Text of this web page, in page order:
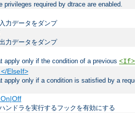
privileges required by dtrace are enabled.
力データをダンプ
力データをダンプ
apply only if the condition of a previous <If>
ElseIf>
apply only if a condition is satisfied by a
ンドラを実行するフックを有効にする